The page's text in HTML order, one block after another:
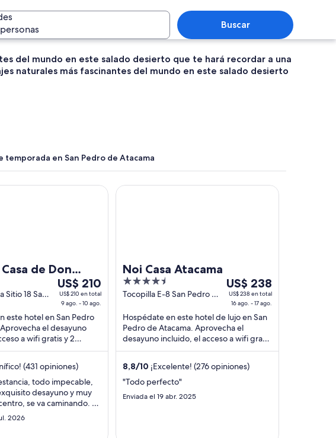
Un géiser en un paisaje montañoso y seco, con picos nevados al fondo.
Un edificio con dos
Buscar
del mundo en este salado desierto que te hará recordar a una
naturales más fascinantes del mundo en este salado desierto
temporada en San Pedro de Atacama
de Don
Sitio 18 San
Del
9
ago
al
10
ago,
precio
por
noche
es
US$ 210
US$ 210 en total
9 ago. - 10 ago.
este hotel en San Pedro
el desayuno
a wifi gratis y 2
Nuestros huéspedes
(431 opiniones)
todo impecable,
desayuno y muy
se va caminando. La
tuvieron el detalle
de cortesía al ir
2026
Don Tomas
Noi Casa Atacama
4.5
out
5
Tocopilla E-8 San Pedro de
Del
16
ago
al
17
ago,
precio
US$ 238
US$ 238 en total
16 ago. - 17 ago.
Hospédate en este hotel de lujo en San
Pedro de Atacama. Aprovecha el
desayuno incluido, el acceso a wifi gratis
y el spa de servicio completo. Nuestros
8,8/10 ¡Excelente! (276 opiniones)
"Todo perfecto"
Enviada el 19 abr. 2025
Noi Casa Atacama